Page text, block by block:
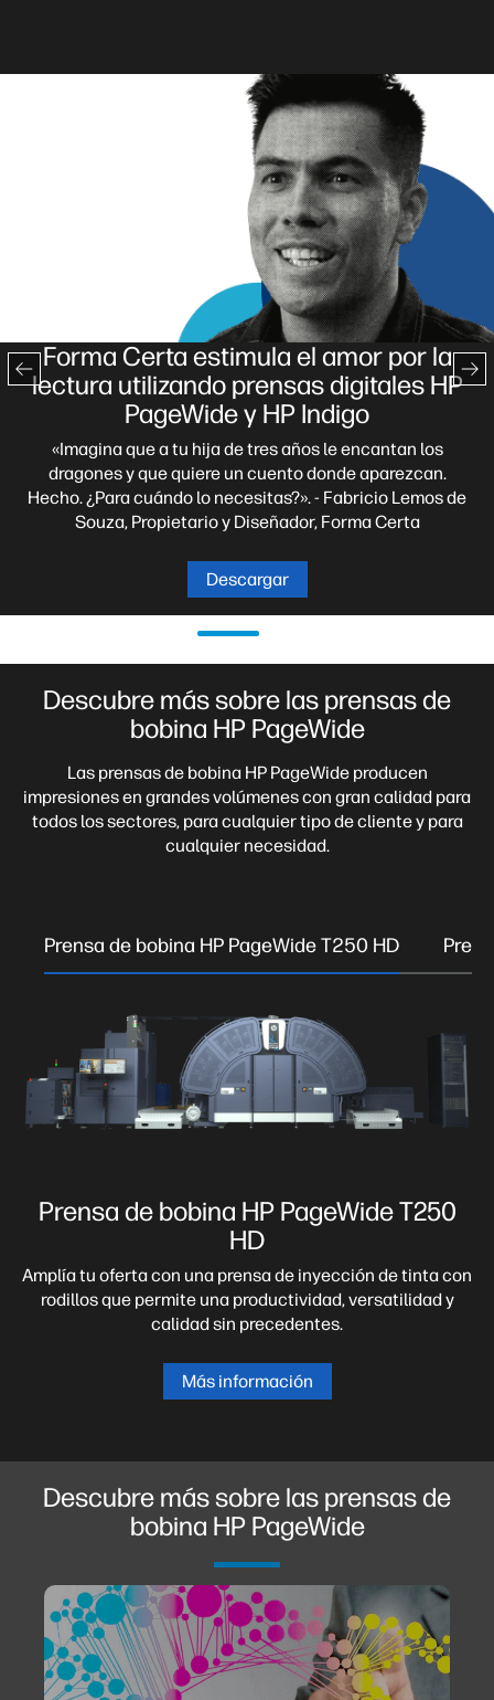
Forma Certa estimula el amor por la
lectura utilizando prensas digitales HP
PageWide y HP Indigo
«Imagina que a tu hija de tres años le encantan los
dragones y que quiere un cuento donde aparezcan.
Hecho. ¿Para cuándo lo necesitas?». - Fabricio Lemos de
Souza, Propietario y Diseñador, Forma Certa
Descargar
Descubre más sobre las prensas de
bobina HP PageWide
Las prensas de bobina HP PageWide producen
impresiones en grandes volúmenes con gran calidad para
todos los sectores, para cualquier tipo de cliente y para
cualquier necesidad.
Prensa de bobina HP PageWide T250 HD
Prensa de bobina HP PageWide T250
HD
Amplía tu oferta con una prensa de inyección de tinta con
rodillos que permite una productividad, versatilidad y
calidad sin precedentes.
Más información
Descubre más sobre las prensas de
bobina HP PageWide